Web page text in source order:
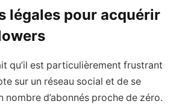
légales pour acquérir
qu’il est particulièrement frustrant
sur un réseau social et de se
nombre d’abonnés proche de zéro.